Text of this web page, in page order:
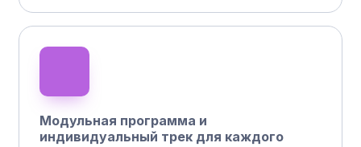
Модульная программа и
индивидуальный трек для каждого